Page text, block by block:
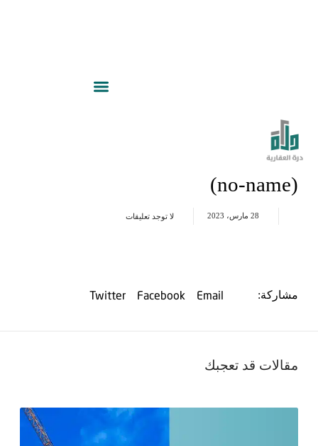
(no-name)
28 مارس، 2023 لا توجد تعليقات
مشاركة: Email
Facebook
Twitter
مقالات قد تعجبك